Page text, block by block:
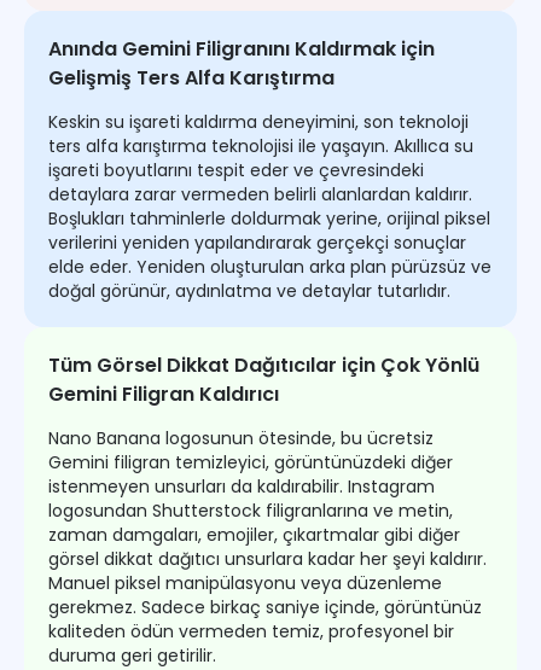
Anında Gemini Filigranını Kaldırmak için
Gelişmiş Ters Alfa Karıştırma
Keskin su işareti kaldırma deneyimini, son teknoloji
ters alfa karıştırma teknolojisi ile yaşayın. Akıllıca su
işareti boyutlarını tespit eder ve çevresindeki
detaylara zarar vermeden belirli alanlardan kaldırır.
Boşlukları tahminlerle doldurmak yerine, orijinal piksel
verilerini yeniden yapılandırarak gerçekçi sonuçlar
elde eder. Yeniden oluşturulan arka plan pürüzsüz ve
doğal görünür, aydınlatma ve detaylar tutarlıdır.
Tüm Görsel Dikkat Dağıtıcılar için Çok Yönlü
Gemini Filigran Kaldırıcı
Nano Banana logosunun ötesinde, bu ücretsiz
Gemini filigran temizleyici, görüntünüzdeki diğer
istenmeyen unsurları da kaldırabilir. Instagram
logosundan Shutterstock filigranlarına ve metin,
zaman damgaları, emojiler, çıkartmalar gibi diğer
görsel dikkat dağıtıcı unsurlara kadar her şeyi kaldırır.
Manuel piksel manipülasyonu veya düzenleme
gerekmez. Sadece birkaç saniye içinde, görüntünüz
kaliteden ödün vermeden temiz, profesyonel bir
duruma geri getirilir.